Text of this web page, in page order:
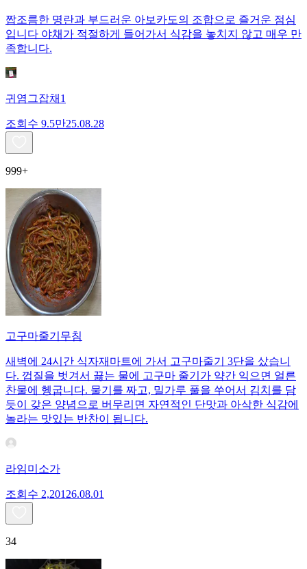
짭조름한 명란과 부드러운 아보카도의 조합으로 즐거운 점심
입니다 야채가 적절하게 들어가서 식감을 놓치지 않고 매우 만
족합니다.
귀염그잡채1
조회수 9.5만25.08.28
999+
고구마줄기무침
새벽에 24시간 식자재마트에 가서 고구마줄기 3단을 샀습니
다. 껍질을 벗겨서 끓는 물에 고구마 줄기가 약간 익으면 얼른
찬물에 헹굽니다. 물기를 짜고, 밀가루 풀을 쑤어서 김치를 담
듯이 갖은 양념으로 버무리면 자연적인 단맛과 아삭한 식감에
놀라는 맛있는 반찬이 됩니다.
라임미소가
조회수 2,201 26.08.01
34